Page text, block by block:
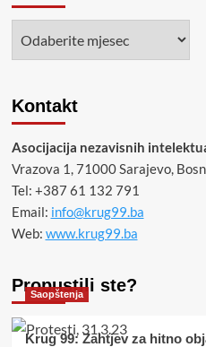
Kontakt
Asocijacija nezavisnih
Vrazova 1, 71000 Sarajevo,
Tel: +387 61 132 791
Email: info@krug99.ba
Web: www.krug99.ba
Propustili ste?
Saopštenja
Krug 99: Zahtjev za hitno